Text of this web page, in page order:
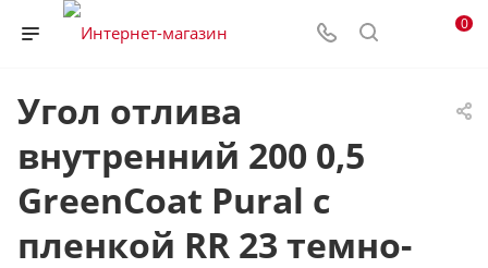
0
Угол отлива
внутренний 200 0,5
GreenСoat Pural с
пленкой RR 23 темно-